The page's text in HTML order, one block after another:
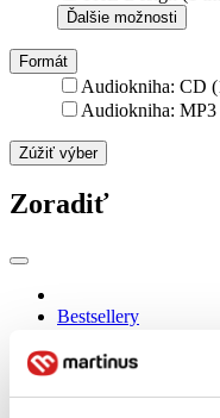
Ďalšie možnosti
Formát
Audiokniha: CD
Audiokniha:
Zúžiť výber
Zoradiť
Bestsellery
Novinky
Najlacnejšie